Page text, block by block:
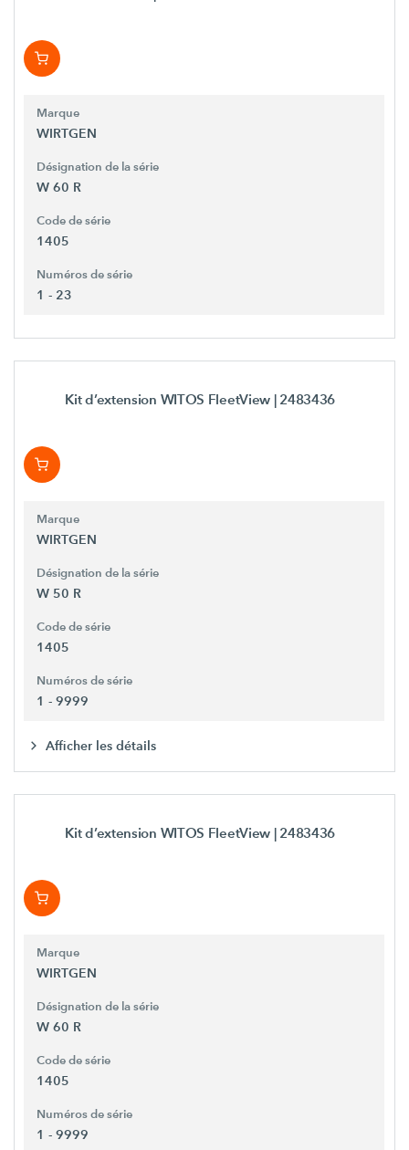
Marque
WIRTGEN
Désignation de la série
W 60 R
Code de série
1405
Numéros de série
1 - 23
Kit d’extension WITOS FleetView | 2483436
Marque
WIRTGEN
Désignation de la série
W 50 R
Code de série
1405
Numéros de série
1 - 9999
Afficher les détails
Kit d’extension WITOS FleetView | 2483436
Marque
WIRTGEN
Désignation de la série
W 60 R
Code de série
1405
Numéros de série
1 - 9999